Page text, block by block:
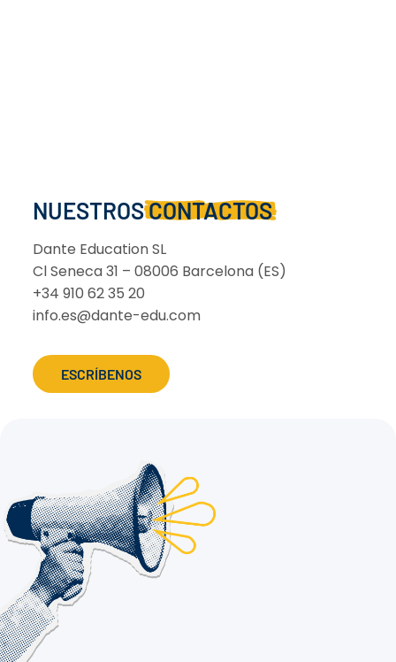
NUESTROSCONTACTOS
Dante Education SL
Cl Seneca 31 – 08006 Barcelona (ES)
+34 910 62 35 20
info.es@dante-edu.com
ESCRÍBENOS